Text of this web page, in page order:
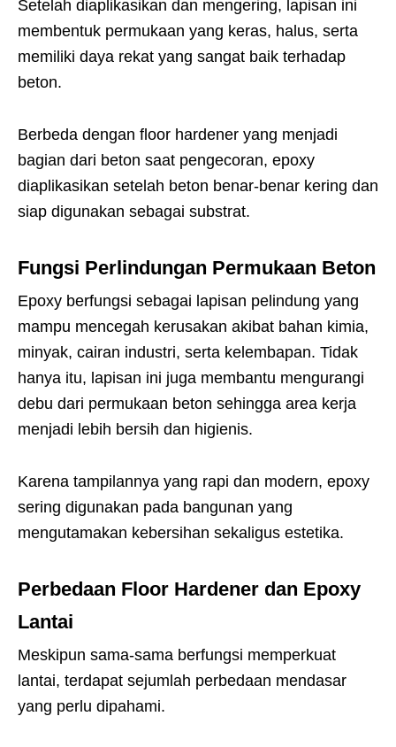
Setelah diaplikasikan dan mengering, lapisan ini
membentuk permukaan yang keras, halus, serta
memiliki daya rekat yang sangat baik terhadap
beton.
Berbeda dengan floor hardener yang menjadi
bagian dari beton saat pengecoran, epoxy
diaplikasikan setelah beton benar-benar kering dan
siap digunakan sebagai substrat.
Fungsi Perlindungan Permukaan Beton
Epoxy berfungsi sebagai lapisan pelindung yang
mampu mencegah kerusakan akibat bahan kimia,
minyak, cairan industri, serta kelembapan. Tidak
hanya itu, lapisan ini juga membantu mengurangi
debu dari permukaan beton sehingga area kerja
menjadi lebih bersih dan higienis.
Karena tampilannya yang rapi dan modern, epoxy
sering digunakan pada bangunan yang
mengutamakan kebersihan sekaligus estetika.
Perbedaan Floor Hardener dan Epoxy
Lantai
Meskipun sama-sama berfungsi memperkuat
lantai, terdapat sejumlah perbedaan mendasar
yang perlu dipahami.